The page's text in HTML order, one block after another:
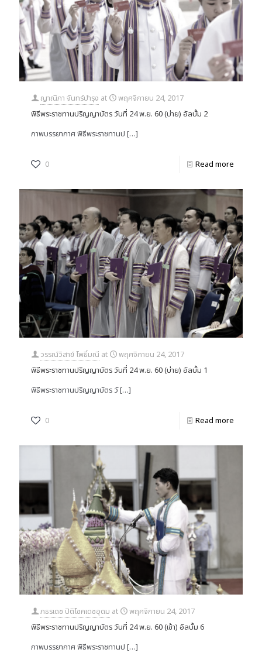
ญาณิภา จันทร์บำรุง at
พฤศจิกายน 24, 2017
พิธีพระราชทานปริญญาบัตร วันที่ 24 พ.ย. 60 (บ่าย) อัลบั้ม 2
ภาพบรรยากาศ พิธีพระราชทานป […]
0 Read more
วรรณ์วิสาข์ โพธิ์มณี at
พฤศจิกายน 24, 2017
พิธีพระราชทานปริญญาบัตร วันที่ 24 พ.ย. 60 (บ่าย) อัลบั้ม 1
พิธีพระราชทานปริญญาบัตร วั[…]
0 Read more
ภธรเดช ปิติโชคเดชอุดม at
พฤศจิกายน 24, 2017
พิธีพระราชทานปริญญาบัตร วันที่ 24 พ.ย. 60 (เช้า) อัลบั้ม 6
ภาพบรรยากาศ พิธีพระราชทานป […]